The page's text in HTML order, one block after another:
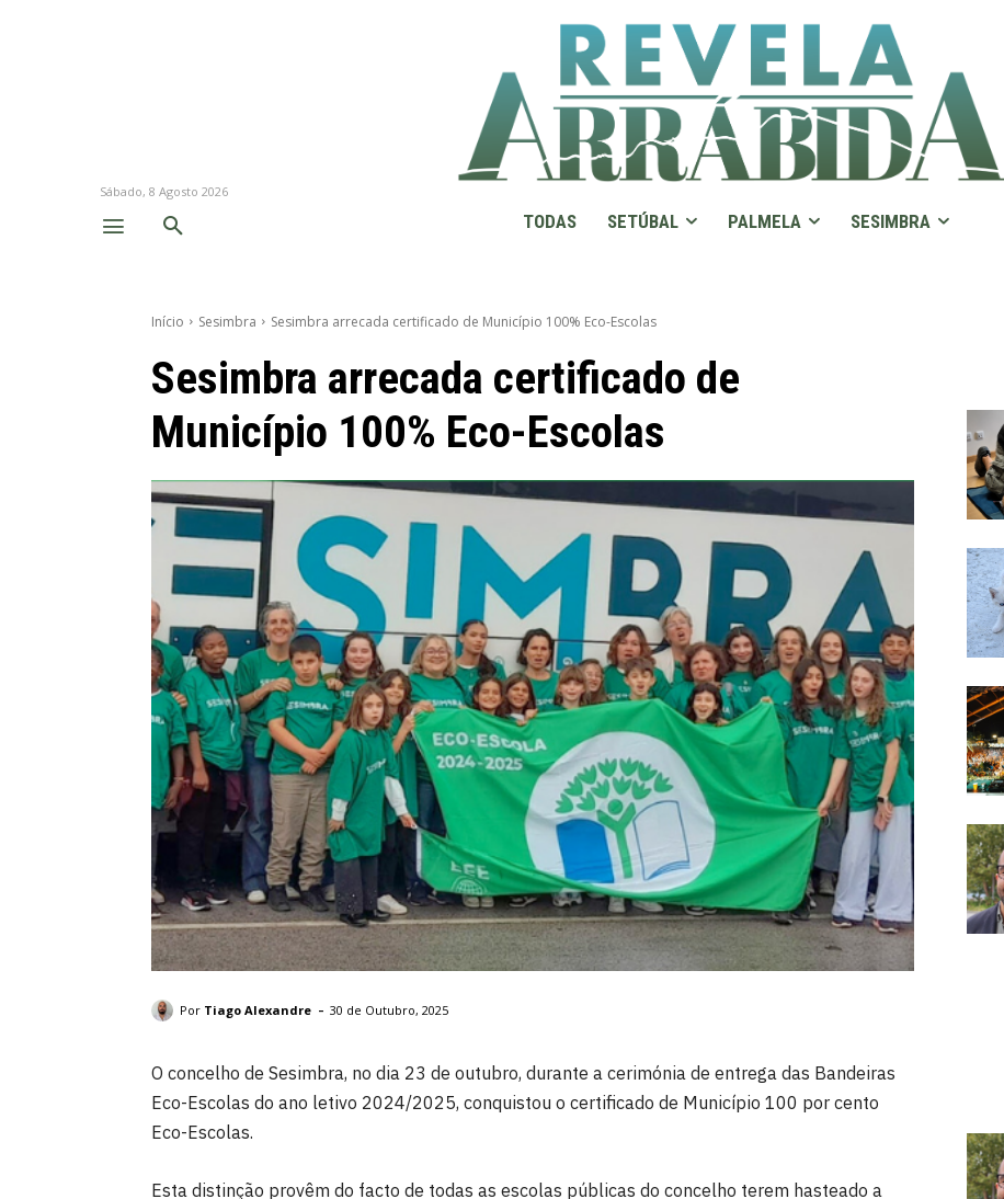
Sábado, 8 Agosto 2026
TODAS SETÚBAL PALMELA SESIMBRA
Início Sesimbra Sesimbra arrecada certificado de Município 100% Eco-Escolas
Por Tiago Alexandre - 30 de Outubro, 2025
Sesimbra arrecada certificado de
Município 100% Eco-Escolas
O concelho de Sesimbra, no dia 23 de outubro, durante a cerimónia de entrega das Bandeiras
Eco-Escolas do ano letivo 2024/2025, conquistou o certificado de Município 100 por cento
Eco-Escolas.
Esta distinção provêm do facto de todas as escolas públicas do concelho terem hasteado a